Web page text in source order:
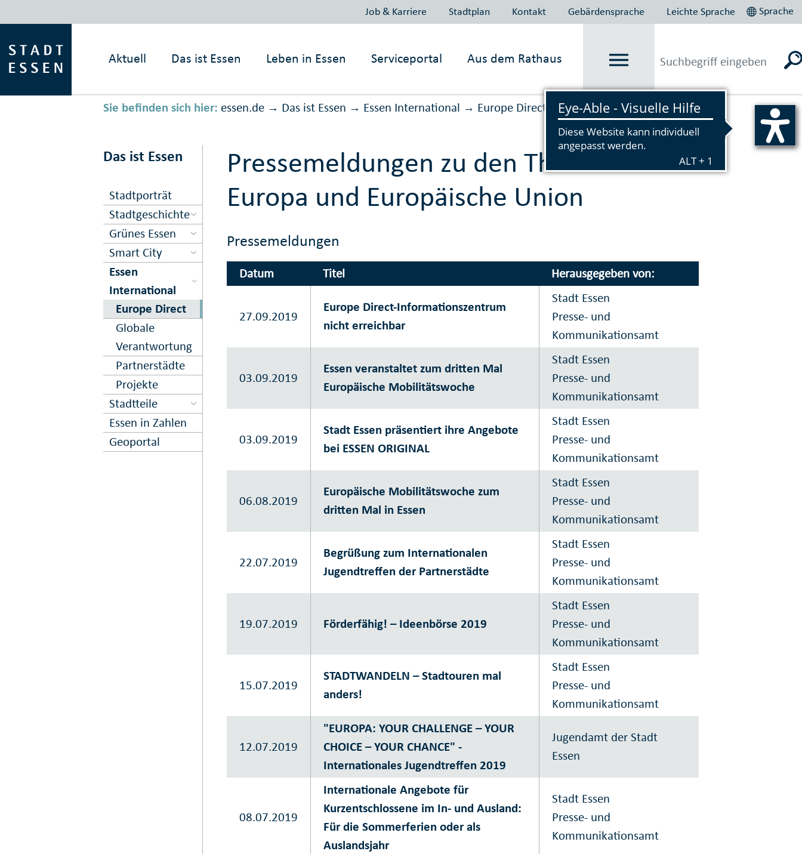
Job & Karriere Stadtplan Kontakt Gebärdensprache Leichte Sprache Sprache
Aktuell Das ist Essen Leben in Essen Serviceportal Aus dem Rathaus
Sie befinden sich hier: essen.de → Das ist Essen → Essen International → Europe Direct Vorlesen
Das ist Essen
Stadtporträt
Stadtgeschichte
Grünes Essen
Smart City
Essen
International
Europe Direct
Globale
Verantwortung
Partnerstädte
Projekte
Stadtteile
Essen in Zahlen
Geoportal
Pressemeldungen zu den Themen
Europa und Europäische Union
Pressemeldungen
Datum Titel Herausgegeben von:
27.09.2019
Europe Direct-Informationszentrum
nicht erreichbar
Stadt Essen
Presse- und
Kommunikationsamt
03.09.2019
Essen veranstaltet zum dritten Mal
Europäische Mobilitätswoche
Stadt Essen
Presse- und
Kommunikationsamt
03.09.2019
Stadt Essen präsentiert ihre Angebote
bei ESSEN ORIGINAL
Stadt Essen
Presse- und
Kommunikationsamt
06.08.2019
Europäische Mobilitätswoche zum
dritten Mal in Essen
Stadt Essen
Presse- und
Kommunikationsamt
22.07.2019
Begrüßung zum Internationalen
Jugendtreffen der Partnerstädte
Stadt Essen
Presse- und
Kommunikationsamt
19.07.2019 Förderfähig! – Ideenbörse 2019
Stadt Essen
Presse- und
Kommunikationsamt
15.07.2019
STADTWANDELN – Stadtouren mal
anders!
Stadt Essen
Presse- und
Kommunikationsamt
12.07.2019
"EUROPA: YOUR CHALLENGE – YOUR
CHOICE – YOUR CHANCE" -
Internationales Jugendtreffen 2019
Jugendamt der Stadt
Essen
08.07.2019
Internationale Angebote für
Kurzentschlossene im In- und Ausland:
Für die Sommerferien oder als
Auslandsjahr
Stadt Essen
Presse- und
Kommunikationsamt